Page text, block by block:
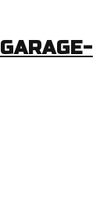
GARAGE-